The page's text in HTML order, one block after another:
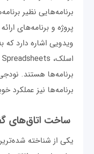
برنامه‌هایی نظیر
پروژه و برنامه‌های
ویدویی اشاره دارد
برنامه‌ها هستند.
برنامه‌ها نیز عملکرد
ساخت اتاق‌های
یکی از شناخته